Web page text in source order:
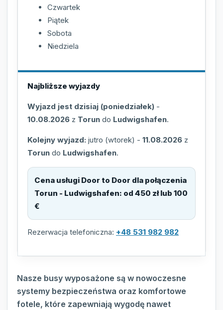
Czwartek
Piątek
Sobota
Niedziela
Najbliższe wyjazdy
Wyjazd jest dzisiaj (poniedziałek) -
10.08.2026 z Torun do Ludwigshafen.
Kolejny wyjazd: jutro (wtorek) - 11.08.2026 z
Torun do Ludwigshafen.
Cena usługi Door to Door dla połączenia
Torun - Ludwigshafen: od 450 zł lub 100
€
Rezerwacja telefoniczna: +48 531 982 982
Nasze busy wyposażone są w nowoczesne
systemy bezpieczeństwa oraz komfortowe
fotele, które zapewniają wygodę nawet